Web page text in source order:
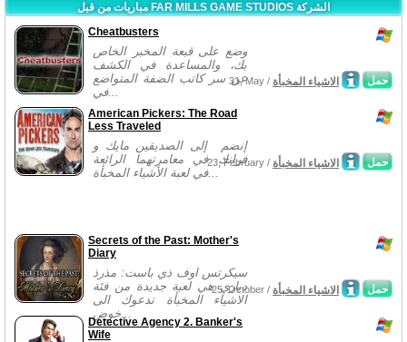
مباريات من قبل FAR MILLS GAME STUDIOS الشركة
Cheatbusters
وضع على قبعة المخبر الخاص
بك، والمساعدة في الكشف
عن سر كاتب الضفة المتواضع
في...
حمل 31, May / الاشياء المخبأة
American Pickers: The Road
Less Traveled
إنضم إلى الصديقين مايك و
فرانك في مغامرتهما الرائعة
في لعبة الأشياء المخبأة...
حمل 23, February / الاشياء المخبأة
Secrets of the Past: Mother's
Diary
سيكرتس اوف ذي باست: مذرذ
دياري هي لعبة جديدة من فئة
الاشياء المخبأة تدعوك الى
خوض...
حمل 25, October / الاشياء المخبأة
Detective Agency 2. Banker's
Wife